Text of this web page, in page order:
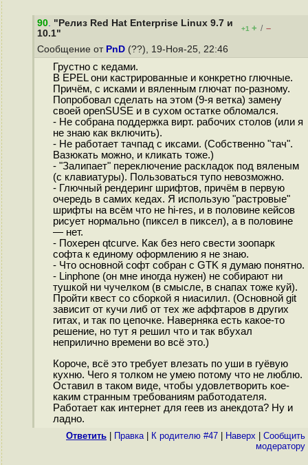
90. "Релиз Red Hat Enterprise Linux 9.7 и
10.1"
+1 + / –
Сообщение от PnD (??), 19-Ноя-25, 22:46
Грустно с кедами.
В EPEL они кастрированные и конкретно глючные.
Причём, с исками и вяленным глючат по-разному.
Попробовал сделать на этом (9-я ветка) замену
своей openSUSE и в сухом остатке обломался.
- Не собрана поддержка вирт. рабочих столов (или я
не знаю как включить).
- Не работает тачпад с иксами. (Собственно "тач".
Вазюкать можно, и кликать тоже.)
- "Залипает" переключение раскладок под вяленым
(с клавиатуры). Пользоваться тупо невозможно.
- Глючный рендеринг шрифтов, причём в первую
очередь в самих кедах. Я использую "растровые"
шрифты на всём что не hi-res, и в половине кейсов
рисует нормально (пиксел в пиксел), а в половине
— нет.
- Похерен qtcurve. Как без него свести зоопарк
софта к единому оформлению я не знаю.
- Что основной софт собран с GTK я думаю понятно.
- Linphone (он мне иногда нужен) не собирают ни
тушкой ни чучелком (в смысле, в снапах тоже куй).
Пройти квест со сборкой я ниасилил. (Основной git
зависит от кучи либ от тех же аффтаров в других
гитах, и так по цепочке. Наверняка есть какое-то
решение, но тут я решил что и так вбухал
неприлично времени во всё это.)
Короче, всё это требует влезать по уши в гуёвую
кухню. Чего я толком не умею потому что не люблю.
Оставил в таком виде, чтобы удовлетворить кое-
каким странным требованиям работодателя.
Работает как интернет для геев из анекдота? Ну и
ладно.
Ответить Правка| К родителю #47 Наверх
Cообщить
модератору